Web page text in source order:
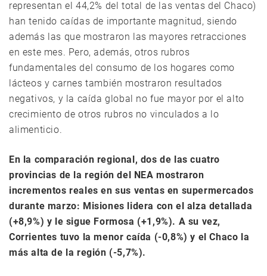
representan el 44,2% del total de las ventas del Chaco)
han tenido caídas de importante magnitud, siendo
además las que mostraron las mayores retracciones
en este mes. Pero, además, otros rubros
fundamentales del consumo de los hogares como
lácteos y carnes también mostraron resultados
negativos, y la caída global no fue mayor por el alto
crecimiento de otros rubros no vinculados a lo
alimenticio.
En la comparación regional, dos de las cuatro
provincias de la región del NEA mostraron
incrementos reales en sus ventas en supermercados
durante marzo: Misiones lidera con el alza detallada
(+8,9%) y le sigue Formosa (+1,9%). A su vez,
Corrientes tuvo la menor caída (-0,8%) y el Chaco la
más alta de la región (-5,7%).